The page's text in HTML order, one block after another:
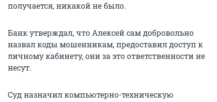
получается, никакой не было.
Банк утверждал, что Алексей сам добровольно
назвал коды мошенникам, предоставил доступ к
личному кабинету, они за это ответственности не
несут.
Суд назначил компьютерно-техническую